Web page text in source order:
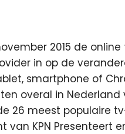
2015 de
in op de
smartphone of
overal in
26 meest populaire
van KPN Presenteert